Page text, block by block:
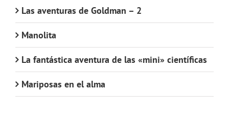
Las aventuras de Goldman – 2
Manolita
La fantástica aventura de las «mini» científicas
Mariposas en el alma